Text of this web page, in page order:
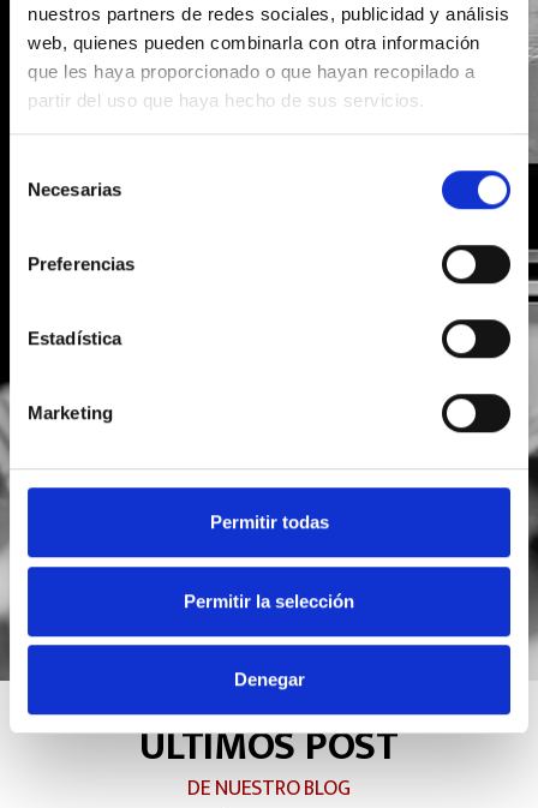
nuestros partners de redes sociales, publicidad y análisis
web, quienes pueden combinarla con otra información
que les haya proporcionado o que hayan recopilado a
partir del uso que haya hecho de sus servicios.
Necesarias
Preferencias
Estadística
Marketing
Permitir todas
Permitir la selección
Denegar
He leído y acepto la
ÚLTIMOS POST
DE NUESTRO BLOG